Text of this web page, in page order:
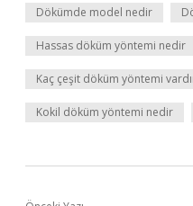
Dökümde model nedir
Hassas döküm yöntemi nedir
Kaç çeşit döküm yöntemi
Kokil döküm yöntemi nedir